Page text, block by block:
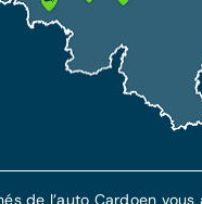
En savoir plus
de l’auto Cardoen